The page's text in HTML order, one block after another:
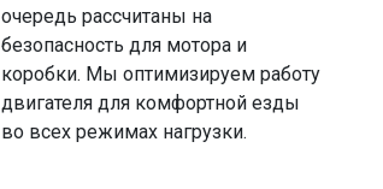
очередь рассчитаны на
безопасность для мотора и
коробки. Мы оптимизируем работу
двигателя для комфортной езды
во всех режимах нагрузки.